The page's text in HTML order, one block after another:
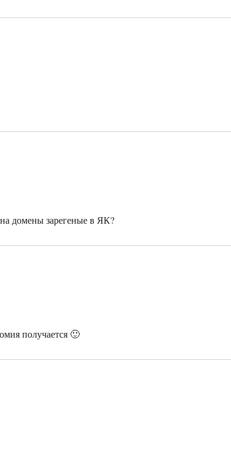
домены зарегеные в ЯК?
получается 🙂